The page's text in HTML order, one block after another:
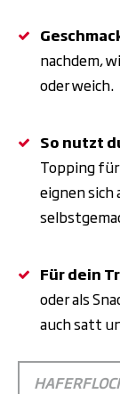
nachdem,
oder weich.
So nutzt
Topping
eignen sich
Für dein
oder als
auch satt